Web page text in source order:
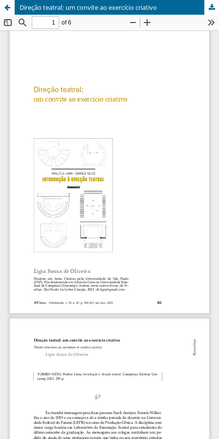
Direção teatral: um convite ao exercício criativo